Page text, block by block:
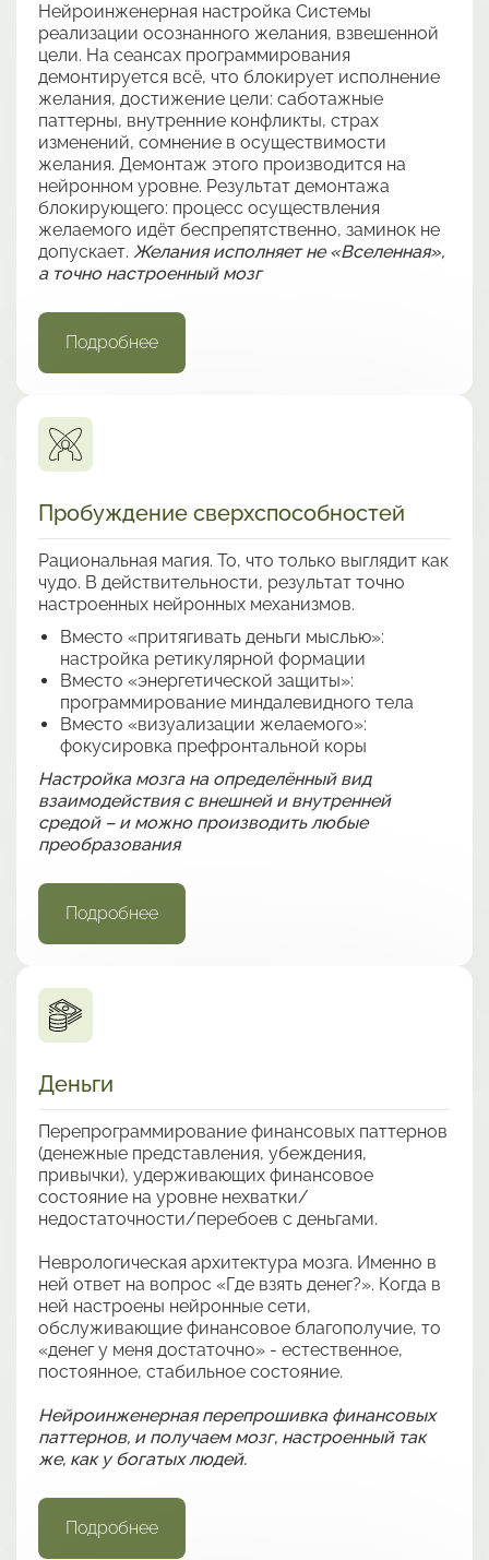
Нейроинженерная настройка Системы
реализации осознанного желания, взвешенной
цели. На сеансах программирования
демонтируется всё, что блокирует исполнение
желания, достижение цели: саботажные
паттерны, внутренние конфликты, страх
изменений, сомнение в осуществимости
желания. Демонтаж этого производится на
нейронном уровне. Результат демонтажа
блокирующего: процесс осуществления
желаемого идёт беспрепятственно, заминок не
допускает. Желания исполняет не «Вселенная»,
а точно настроенный мозг
Подробнее
Пробуждение сверхспособностей
Рациональная магия. То, что только выглядит как
чудо. В действительности, результат точно
настроенных нейронных механизмов.
Вместо «притягивать деньги мыслью»:
настройка ретикулярной формации
Вместо «энергетической защиты»:
программирование миндалевидного тела
Вместо «визуализации желаемого»:
фокусировка префронтальной коры
Настройка мозга на определённый вид
взаимодействия с внешней и внутренней
средой – и можно производить любые
преобразования
Подробнее
Деньги
Перепрограммирование финансовых паттернов
(денежные представления, убеждения,
привычки), удерживающих финансовое
состояние на уровне нехватки/
недостаточности/перебоев с деньгами.
Неврологическая архитектура мозга. Именно в
ней ответ на вопрос «Где взять денег?». Когда в
ней настроены нейронные сети,
обслуживающие финансовое благополучие, то
«денег у меня достаточно» - естественное,
постоянное, стабильное состояние.
Нейроинженерная перепрошивка финансовых
паттернов, и получаем мозг, настроенный так
же, как у богатых людей.
Подробнее